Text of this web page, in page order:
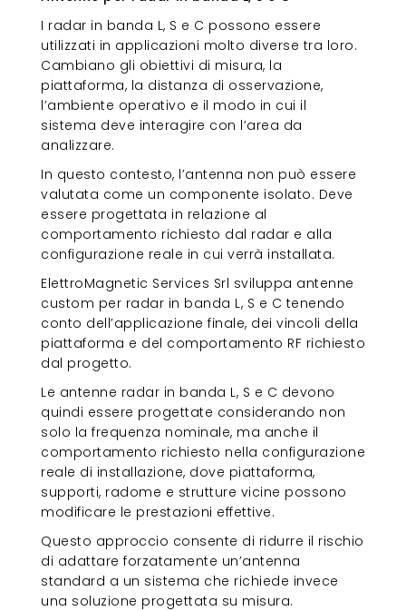
I radar in banda L, S e C possono essere
utilizzati in applicazioni molto diverse tra loro.
Cambiano gli obiettivi di misura, la
piattaforma, la distanza di osservazione,
l’ambiente operativo e il modo in cui il
sistema deve interagire con l’area da
analizzare.
In questo contesto, l’antenna non può essere
valutata come un componente isolato. Deve
essere progettata in relazione al
comportamento richiesto dal radar e alla
configurazione reale in cui verrà installata.
ElettroMagnetic Services Srl sviluppa antenne
custom per radar in banda L, S e C tenendo
conto dell’applicazione finale, dei vincoli della
piattaforma e del comportamento RF richiesto
dal progetto.
Le antenne radar in banda L, S e C devono
quindi essere progettate considerando non
solo la frequenza nominale, ma anche il
comportamento richiesto nella configurazione
reale di installazione, dove piattaforma,
supporti, radome e strutture vicine possono
modificare le prestazioni effettive.
Questo approccio consente di ridurre il rischio
di adattare forzatamente un’antenna
standard a un sistema che richiede invece
una soluzione progettata su misura.